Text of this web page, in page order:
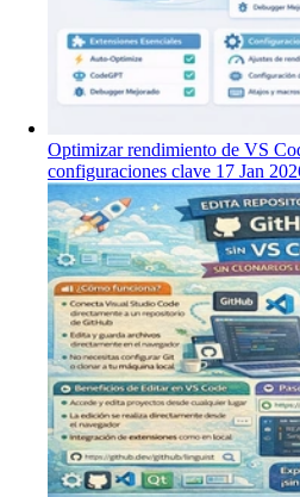
Optimizar rendimiento de VS
configuraciones clave 17 Jan